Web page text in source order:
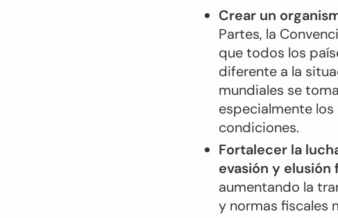
Crear un
Partes, la
que todos los
diferente a la
mundiales se
especialmente
condiciones.
Fortalecer la
evasión y elusión
aumentando la
y normas fiscales